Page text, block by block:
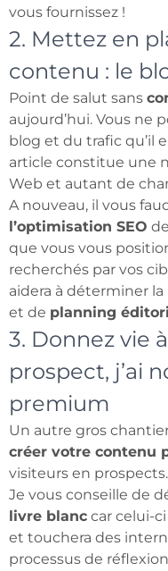
vous fournissez !
2. Mettez en
contenu : le
Point de salut sans
aujourd’hui. Vous ne
blog et du trafic qu’il
article constitue une
Web et autant de
A nouveau, il vous
l’optimisation SEO
que vous vous
recherchés par vos
aidera à déterminer
et de planning
3. Donnez vie
prospect, j’ai
premium
Un autre gros
créer votre contenu
visiteurs en prospects.
Je vous conseille de
livre blanc car celui-
et touchera des
processus de